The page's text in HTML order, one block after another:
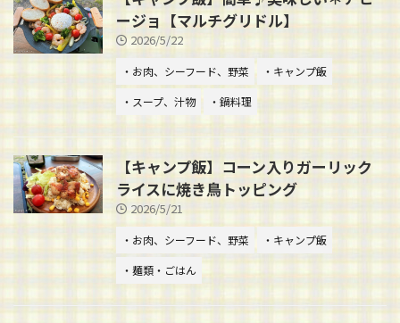
ージョ【マルチグリドル】
2026/5/22
・お肉、シーフード、野菜
・キャンプ飯
・スープ、汁物
・鍋料理
【キャンプ飯】コーン入りガーリック
ライスに焼き鳥トッピング
2026/5/21
・お肉、シーフード、野菜
・キャンプ飯
・麺類・ごはん